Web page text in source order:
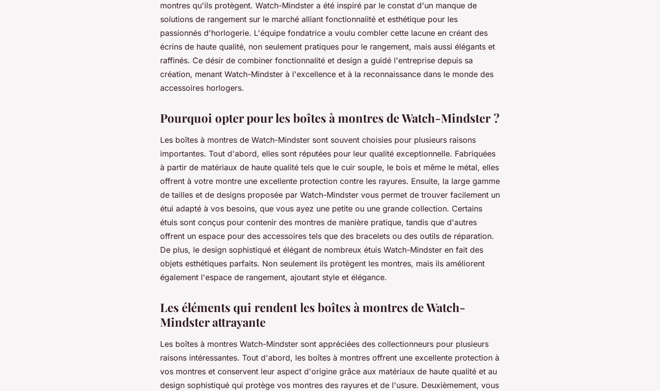
montres qu'ils protègent. Watch-Mindster a été inspiré par le constat d'un manque de
solutions de rangement sur le marché alliant fonctionnalité et esthétique pour les
passionnés d'horlogerie. L'équipe fondatrice a voulu combler cette lacune en créant des
écrins de haute qualité, non seulement pratiques pour le rangement, mais aussi élégants et
raffinés. Ce désir de combiner fonctionnalité et design a guidé l'entreprise depuis sa
création, menant Watch-Mindster à l'excellence et à la reconnaissance dans le monde des
accessoires horlogers.
Pourquoi opter pour les boîtes à montres de Watch-Mindster ?
Les boîtes à montres de Watch-Mindster sont souvent choisies pour plusieurs raisons
importantes. Tout d'abord, elles sont réputées pour leur qualité exceptionnelle. Fabriquées
à partir de matériaux de haute qualité tels que le cuir souple, le bois et même le métal, elles
offrent à votre montre une excellente protection contre les rayures. Ensuite, la large gamme
de tailles et de designs proposée par Watch-Mindster vous permet de trouver facilement un
étui adapté à vos besoins, que vous ayez une petite ou une grande collection. Certains
étuis sont conçus pour contenir des montres de manière pratique, tandis que d'autres
offrent un espace pour des accessoires tels que des bracelets ou des outils de réparation.
De plus, le design sophistiqué et élégant de nombreux étuis Watch-Mindster en fait des
objets esthétiques parfaits. Non seulement ils protègent les montres, mais ils améliorent
également l'espace de rangement, ajoutant style et élégance.
Les éléments qui rendent les boîtes à montres de Watch-
Mindster attrayante
Les boîtes à montres Watch-Mindster sont appréciées des collectionneurs pour plusieurs
raisons intéressantes. Tout d'abord, les boîtes à montres offrent une excellente protection à
vos montres et conservent leur aspect d'origine grâce aux matériaux de haute qualité et au
design sophistiqué qui protège vos montres des rayures et de l'usure. Deuxièmement, vous